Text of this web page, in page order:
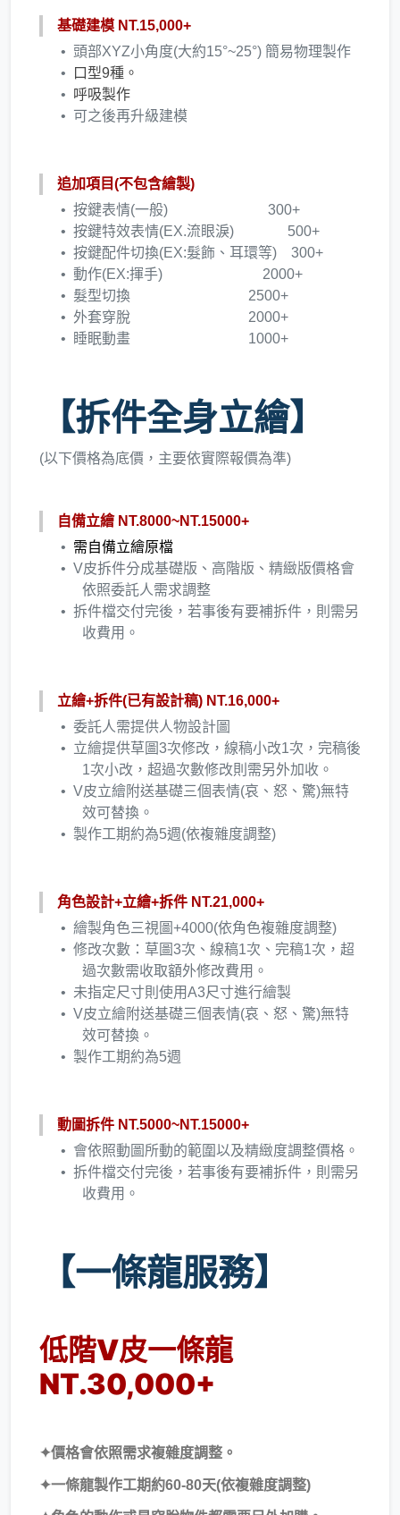
基礎建模 NT.15,000+
頭部XYZ小角度(大約15°~25°) 簡易物理製作​
口型9種。
​呼吸製作
可之後再升級建模
追加項目(不包含繪製)
按鍵表情(一般) 300+
按鍵特效表情(EX.流眼淚) 500+
按鍵配件切換(EX:髮飾、耳環等) 300+
動作(EX:揮手) 2000+
髮型切換 2500+
外套穿脫 2000+
睡眠動畫 1000+
【拆件全身立繪】
(以下價格為底價，主要依實際報價為準)
自備立繪 NT.8000~NT.15000+
需自備立繪原檔
V皮拆件分成基礎版、高階版、精緻版​價格會
依照委託人需求調整
​拆件檔交付完後，若事後有要補拆件，則需另
收費用。
立繪+拆件(已有設計稿) NT.16,000+
委託人需提供人物設計圖
立繪提供草圖3次修改，線稿小改1次，完稿後
1次小改，超過次數修改則需另外加收。
V皮立繪附送基礎三個表情(哀、怒、驚)無特
效可替換。
​製作工期約為5週(依複雜度調整)
角色設計+立繪+拆件 NT.21,000+
繪製角色三視圖+4000(依角色複雜度調整)
修改次數：草圖3次、線稿1次、完稿1次，超
過次數需收取額外修改費用。
未指定尺寸則使用A3尺寸進行繪製
V皮立繪附送基礎三個表情(哀、怒、驚)無特
效可替換。
製作工期約為5週
動圖拆件 NT.5000~NT.15000+
​會依照動圖所動的範圍以及精緻度調整價格。
​拆件檔交付完後，若事後有要補拆件，則需另
收費用。
【​一條龍服務】
低階V皮一條龍
NT.30,000+
✦​價格會依照需求複雜度調整。
​✦一條龍製作工期約60-80天(依複雜度調整)